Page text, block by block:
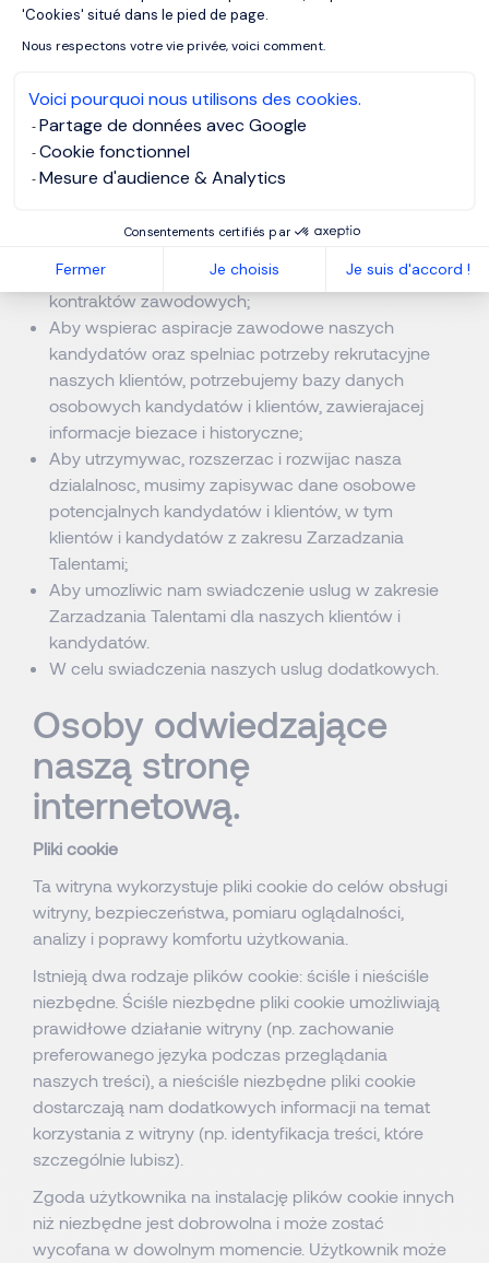
'Cookies' situé dans le pied de page.
Nous respectons votre vie privée, voici comment.
Voici pourquoi nous utilisons des cookies.
Partage de données avec Google
Cookie fonctionnel
Mesure d'audience & Analytics
Consentements certifiés par
Fermer Je choisis Je suis d'accord !
Nasze uzasadnione
interesy.
Nasze uzasadnione interesy związane z
gromadzeniem i przetrzymywaniem Państwa danych
osobowych są następujące:
pracy przedstawiamy kandydatów naszym
zatrudnienia, lub podpisania niezaleznych
kontraktów zawodowych;
Aby wspierac aspiracje zawodowe naszych
kandydatów oraz spelniac potrzeby rekrutacyjne
naszych klientów, potrzebujemy bazy danych
osobowych kandydatów i klientów, zawierajacej
informacje biezace i historyczne;
Aby utrzymywac, rozszerzac i rozwijac nasza
dzialalnosc, musimy zapisywac dane osobowe
potencjalnych kandydatów i klientów, w tym
klientów i kandydatów z zakresu Zarzadzania
Talentami;
Aby umozliwic nam swiadczenie uslug w zakresie
Zarzadzania Talentami dla naszych klientów i
kandydatów.
W celu swiadczenia naszych uslug dodatkowych.
Osoby odwiedzające
naszą stronę
internetową.
Pliki cookie
Ta witryna wykorzystuje pliki cookie do celów obsługi
witryny, bezpieczeństwa, pomiaru oglądalności,
analizy i poprawy komfortu użytkowania.
Istnieją dwa rodzaje plików cookie: ściśle i nieściśle
niezbędne. Ściśle niezbędne pliki cookie umożliwiają
prawidłowe działanie witryny (np. zachowanie
preferowanego języka podczas przeglądania
naszych treści), a nieściśle niezbędne pliki cookie
dostarczają nam dodatkowych informacji na temat
korzystania z witryny (np. identyfikacja treści, które
szczególnie lubisz).
Zgoda użytkownika na instalację plików cookie innych
niż niezbędne jest dobrowolna i może zostać
wycofana w dowolnym momencie. Użytkownik może